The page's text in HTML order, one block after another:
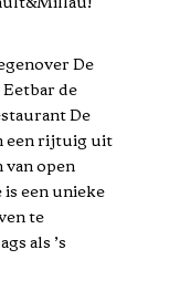
De
Eetbar de
De
een rijtuig uit
open
is een unieke
te
als ’s